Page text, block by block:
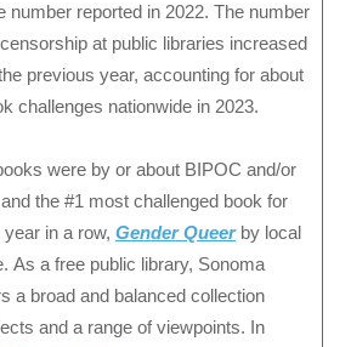
number reported in 2022. The number
at public libraries increased
previous year, accounting for about
challenges nationwide in 2023.
were by or about BIPOC and/or
the #1 most challenged book for
in a row, Gender Queerby local
As a free public library, Sonoma
a broad and balanced collection
and a range of viewpoints. In